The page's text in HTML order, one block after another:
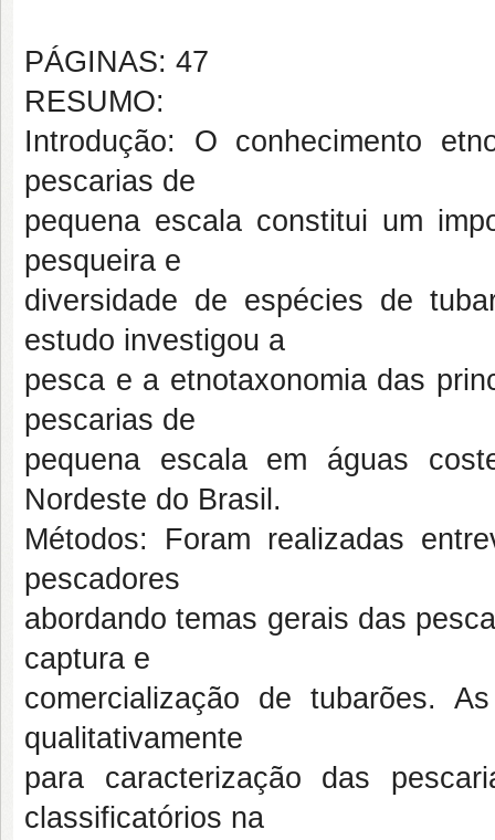
PÁGINAS: 47
RESUMO:
Introdução: O conhecimento
pescarias de
pequena escala constitui um
pesqueira e
diversidade de espécies de
estudo investigou a
pesca e a etnotaxonomia das
pescarias de
pequena escala em águas
Nordeste do Brasil.
Métodos: Foram realizadas
pescadores
abordando temas gerais das
captura e
comercialização de tubarões.
qualitativamente
para caracterização das
classificatórios na